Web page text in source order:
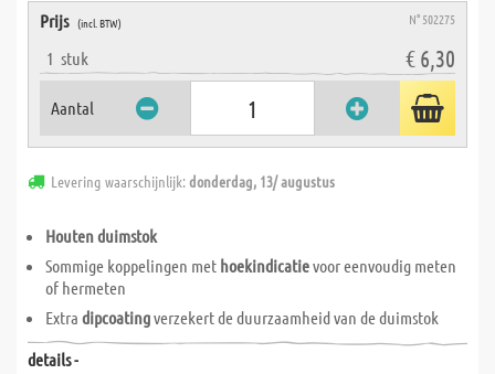
Prijs (incl. BTW) N° 502275
1 stuk € 6,30
Aantal
Levering waarschijnlijk:donderdag, 13/ augustus
Houten duimstok
Sommige koppelingen met hoekindicatievoor eenvoudig meten
of hermeten
Extra dipcoatingverzekert de duurzaamheid van de duimstok
details -